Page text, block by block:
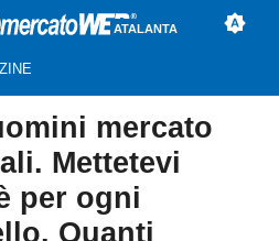
ATALANTA
mercato
Mettetevi
per ogni
Quanti